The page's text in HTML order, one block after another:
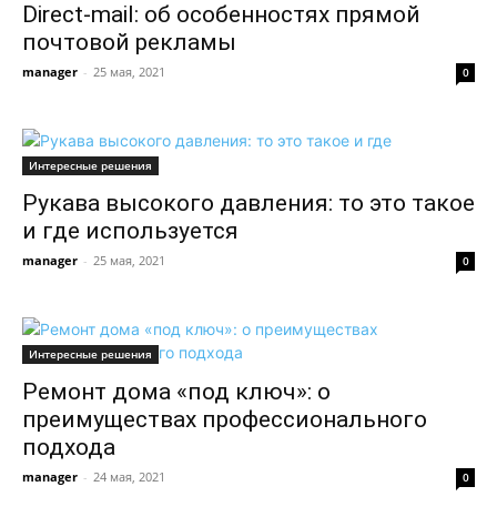
Direct-mail: об особенностях прямой
почтовой рекламы
manager - 25 мая, 2021 0
Интересные решения
Рукава высокого давления: то это такое
и где используется
manager - 25 мая, 2021 0
Интересные решения
Ремонт дома «под ключ»: о
преимуществах профессионального
подхода
manager - 24 мая, 2021 0